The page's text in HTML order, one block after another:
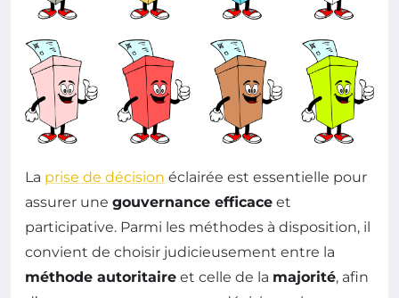
La prise de décision éclairée est essentielle pour
assurer une gouvernance efficace et
participative. Parmi les méthodes à disposition, il
convient de choisir judicieusement entre la
méthode autoritaire et celle de la majorité, afin